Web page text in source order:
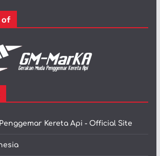
of
Kereta Api - Official Site